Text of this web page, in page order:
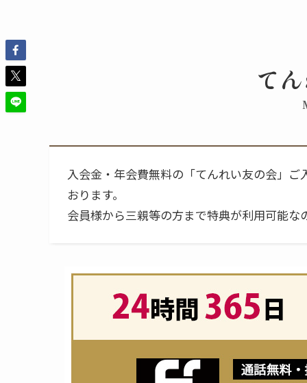
て
入会金・年会費無料の「てんれい友の会」
おります。
会員様から三親等の方まで特典が利用可能